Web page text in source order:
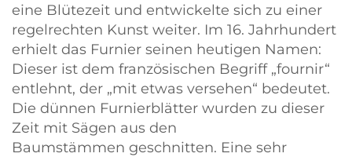
eine Blütezeit und entwickelte sich zu einer
regelrechten Kunst weiter. Im 16. Jahrhundert
erhielt das Furnier seinen heutigen Namen:
Dieser ist dem französischen Begriff „fournir“
entlehnt, der „mit etwas versehen“ bedeutet.
Die dünnen Furnierblätter wurden zu dieser
Zeit mit Sägen aus den
Baumstämmen geschnitten. Eine sehr